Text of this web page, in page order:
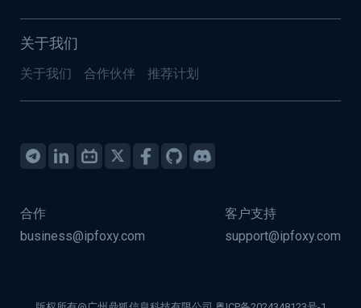
关于我们
关于我们 合作伙伴 推荐计划
合作
business@ipfoxy.com
客户支持
support@ipfoxy.com